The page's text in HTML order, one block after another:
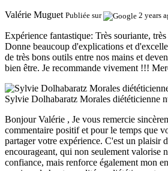
Valérie Muguet Publiée sur 2 years
Expérience fantastique: Très souriante,
Donne beaucoup d'explications et
de très bons outils entre nos mains et
bien être. Je recommande vivement !!!
Sylvie Dolhabaratz Morales diététicienne
Bonjour Valérie , Je vous remercie
commentaire positif et pour le temps que
partager votre expérience. C'est un plaisir
encourageant, qui non seulement valorise
confiance, mais renforce également mon